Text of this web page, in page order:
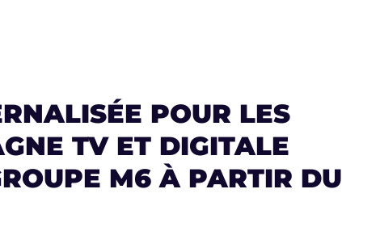
POUR LES
TV ET DIGITALE
M6 À PARTIR DU